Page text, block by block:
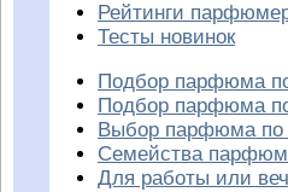
Рейтинги
Тесты новинок
Подбор парфюма
Подбор парфюма
Выбор парфюма по
Семейства
Для работы или